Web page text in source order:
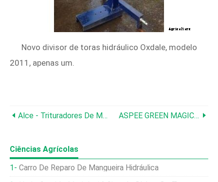
Novo divisor de toras hidráulico Oxdale, modelo
2011, apenas um.
Alce - Trituradores De Mangual ASPEE GREEN MAGIC - Modelo (AGM 001) - Pulverizador De Mochila
Ciências Agrícolas
Carro De Reparo De Mangueira Hidráulica